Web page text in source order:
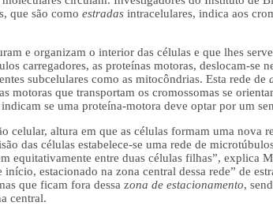
que são como estradas intracelulares, indica aos
e organizam o interior das células e que lhes
carregadores, as proteínas motoras, deslocam-se
subcelulares como as mitocôndrias. Esta rede de
motoras que transportam os cromossomas se
se uma proteína-motora deve optar por um
celular, altura em que as células formam uma nova
das células estabelece-se uma rede de
equitativamente entre duas células filhas”, explica
estacionado na zona central dessa rede” de
que ficam fora dessa zona de estacionamento,
central.